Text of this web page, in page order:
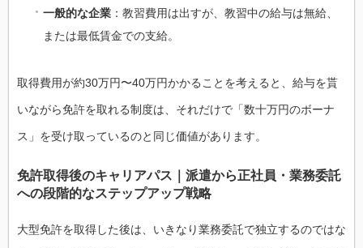
一般的な企業 ：教習費用は出すが、教習中の給与は無給、
または最低賃金での支給。
取得費用が約30万円〜40万円かかることを考えると、給与を貰
いながら免許を取れる制度は、それだけで「数十万円のボーナ
ス」を受け取っているのと同じ価値があります。
免許取得後のキャリアパス｜派遣から正社員・業務委託
への段階的なステップアップ戦略
大型免許を取得した後は、いきなり業務委託で独立するのではな